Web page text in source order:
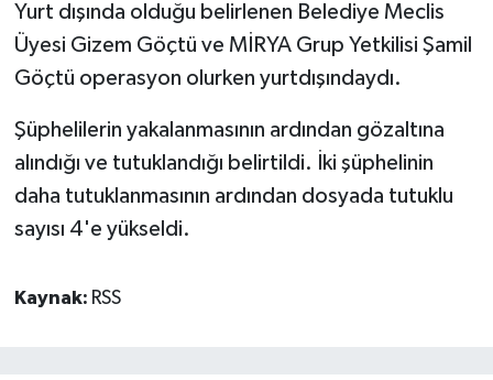
Yurt dışında olduğu belirlenen Belediye Meclis
Üyesi Gizem Göçtü ve MİRYA Grup Yetkilisi Şamil
Göçtü operasyon olurken yurtdışındaydı.
Şüphelilerin yakalanmasının ardından gözaltına
alındığı ve tutuklandığı belirtildi. İki şüphelinin
daha tutuklanmasının ardından dosyada tutuklu
sayısı 4'e yükseldi.
Kaynak: RSS